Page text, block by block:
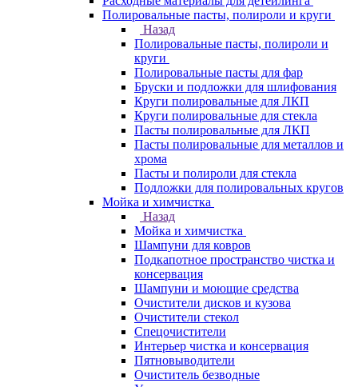
Полировальные пасты, полироли и круги
Назад
Полировальные пасты, полироли и
круги
Полировальные пасты для фар
Бруски и подложки для шлифования
Круги полировальные для ЛКП
Круги полировальные для стекла
Пасты полировальные для ЛКП
Пасты полировальные для металлов и
хрома
Пасты и полироли для стекла
Подложки для полировальных кругов
Мойка и химчистка
Назад
Мойка и химчистка
Шампуни для ковров
Подкапотное пространство чистка и
консервация
Шампуни и моющие средства
Очистители дисков и кузова
Очистители стекол
Спецочистители
Интерьер чистка и консервация
Пятновыводители
Очиститель безводные